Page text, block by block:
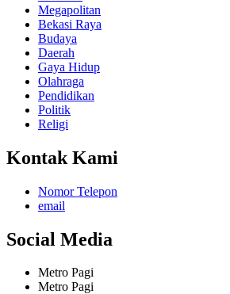
Megapolitan
Bekasi Raya
Budaya
Daerah
Gaya Hidup
Olahraga
Pendidikan
Politik
Religi
Kontak Kami
Nomor Telepon
email
Social Media
Metro Pagi
Metro Pagi